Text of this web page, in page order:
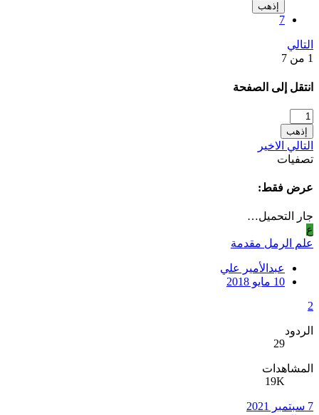
إذهب
7
التالي
1 من 7
انتقل إلى الصفحة
إذهب
التالي الاخير
تصفيات
عرض فقط:
جار التحميل…
ع
علم الرمل مقدمة
عبدالأمير علي
10 مايو 2018
2
الردود
29
المشاهدات
19K
7 سبتمبر 2021